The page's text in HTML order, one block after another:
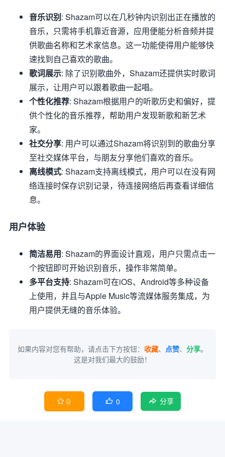
音乐识别: Shazam可以在几秒钟内识别出正在播放的
音乐，只需将手机靠近音源，应用便能分析音频并提
供歌曲名称和艺术家信息。这一功能使得用户能够快
速找到自己喜欢的歌曲。
歌词展示: 除了识别歌曲外，Shazam还提供实时歌词
展示，让用户可以跟着歌曲一起唱。
个性化推荐: Shazam根据用户的听歌历史和偏好，提
供个性化的音乐推荐，帮助用户发现新歌和新艺术
家。
社交分享: 用户可以通过Shazam将识别到的歌曲分享
至社交媒体平台，与朋友分享他们喜欢的音乐。
离线模式: Shazam支持离线模式，用户可以在没有网
络连接时保存识别记录，待连接网络后再查看详细信
息。
用户体验
简洁易用: Shazam的界面设计直观，用户只需点击一
个按钮即可开始识别音乐，操作非常简单。
多平台支持: Shazam可在iOS、Android等多种设备
上使用，并且与Apple Music等流媒体服务集成，为
用户提供无缝的音乐体验。
如果内容对您有帮助，请点击下方按钮： 收藏、 点赞、 分享。
这是对我们最大的鼓励！
 0  0 分享